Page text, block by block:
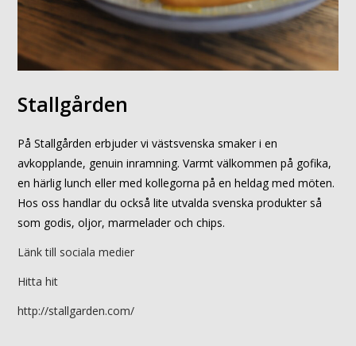
Stallgården
På Stallgården erbjuder vi västsvenska smaker i en
avkopplande, genuin inramning. Varmt välkommen på gofika,
en härlig lunch eller med kollegorna på en heldag med möten.
Hos oss handlar du också lite utvalda svenska produkter så
som godis, oljor, marmelader och chips.
Länk till sociala medier
Hitta hit
http://stallgarden.com/